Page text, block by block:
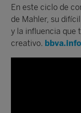
En este ciclo de
de Mahler, su
y la influencia que
creativo.